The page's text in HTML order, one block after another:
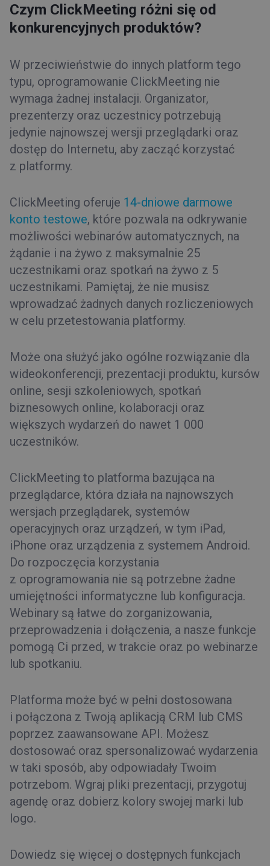
Czym ClickMeeting różni się od
konkurencyjnych produktów?
W przeciwieństwie do innych platform tego
typu, oprogramowanie ClickMeeting nie
wymaga żadnej instalacji. Organizator,
prezenterzy oraz uczestnicy potrzebują
jedynie najnowszej wersji przeglądarki oraz
dostęp do Internetu, aby zacząć korzystać
z platformy.
ClickMeeting oferuje 14-dniowe darmowe
konto testowe, które pozwala na odkrywanie
możliwości webinarów automatycznych, na
żądanie i na żywo z maksymalnie 25
uczestnikami oraz spotkań na żywo z 5
uczestnikami. Pamiętaj, że nie musisz
wprowadzać żadnych danych rozliczeniowych
w celu przetestowania platformy.
Może ona służyć jako ogólne rozwiązanie dla
wideokonferencji, prezentacji produktu, kursów
online, sesji szkoleniowych, spotkań
biznesowych online, kolaboracji oraz
większych wydarzeń do nawet 1 000
uczestników.
ClickMeeting to platforma bazująca na
przeglądarce, która działa na najnowszych
wersjach przeglądarek, systemów
operacyjnych oraz urządzeń, w tym iPad,
iPhone oraz urządzenia z systemem Android.
Do rozpoczęcia korzystania
z oprogramowania nie są potrzebne żadne
umiejętności informatyczne lub konfiguracja.
Webinary są łatwe do zorganizowania,
przeprowadzenia i dołączenia, a nasze funkcje
pomogą Ci przed, w trakcie oraz po webinarze
lub spotkaniu.
Platforma może być w pełni dostosowana
i połączona z Twoją aplikacją CRM lub CMS
poprzez zaawansowane API. Możesz
dostosować oraz spersonalizować wydarzenia
w taki sposób, aby odpowiadały Twoim
potrzebom. Wgraj pliki prezentacji, przygotuj
agendę oraz dobierz kolory swojej marki lub
logo.
Dowiedz się więcej o dostępnych funkcjach